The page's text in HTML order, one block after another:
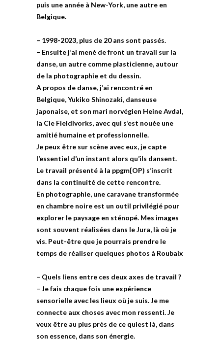
puis une année à New-York, une autre en
Belgique.
– 1998-2023, plus de 20 ans sont passés.
– Ensuite j’ai mené de front un travail sur la
danse, un autre comme plasticienne, autour
de la photographie et du dessin.
A propos de danse, j’ai rencontré en
Belgique, Yukiko Shinozaki, danseuse
japonaise, et son mari norvégien Heine Avdal,
la Cie Fieldivorks, avec qui s’est nouée une
amitié humaine et professionnelle.
Je peux être sur scène avec eux, je capte
l’essentiel d’un instant alors qu’ils dansent.
Le travail présenté à la ppgm{OP) s’inscrit
dans la continuité de cette rencontre.
En photographie, une caravane transformée
en chambre noire est un outil privilégié pour
explorer le paysage en sténopé. Mes images
sont souvent réalisées dans le Jura, là où je
vis. Peut-être que je pourrais prendre le
temps de réaliser quelques photos à Roubaix
– Quels liens entre ces deux axes de travail ?
– Je fais chaque fois une expérience
sensorielle avec les lieux où je suis. Je me
connecte aux choses avec mon ressenti. Je
veux être au plus près de ce quiest là, dans
son essence, dans son énergie.